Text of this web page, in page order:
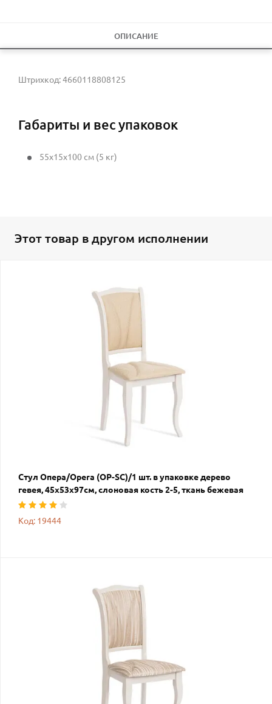
ОПИСАНИЕ
Штрихкод: 4660118808125
Габариты и вес упаковок
55x15x100 см (5 кг)
Этот товар в другом исполнении
Стул Опера/Opera (OP-SC)/1 шт. в упаковке дерево
гевея, 45х53х97см, слоновая кость 2-5, ткань бежевая
Код: 19444